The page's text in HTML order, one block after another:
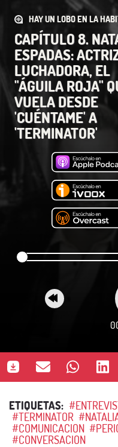
HAY UN LOBO EN LA
CAPÍTULO 8.
ESPADAS:
LUCHADORA, EL
"ÁGUILA ROJA"
VUELA DESDE
'CUÉNTAME' A
'TERMINATOR'
ETIQUETAS:
#TERMINATOR
#COMUNICACION
#CONVERSACION